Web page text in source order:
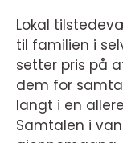
Lokal
til familien i
setter pris på
dem for
langt i en
Samtalen i